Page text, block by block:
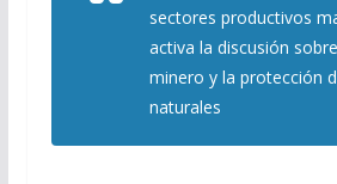
sectores productivos
activa la discusión
minero y la protección
naturales